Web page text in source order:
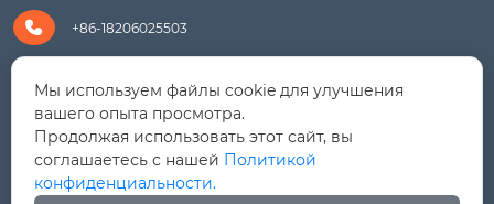
 +86-18206025503
 +8618206025503
 yanali@hualongm.com

351144, Китай, пров.Фуцзянь, г. Путянь, район Личэн,
Мы используем файлы cookie для улучшения
вашего опыта просмотра.
Продолжая использовать этот сайт, вы
соглашаетесь с нашей Политикой
конфиденциальности.